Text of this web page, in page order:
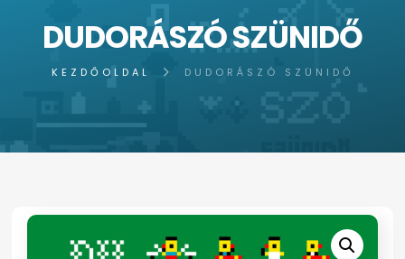
DUDORÁSZÓ SZÜNIDŐ
KEZDŐOLDAL DUDORÁSZÓ SZÜNIDŐ